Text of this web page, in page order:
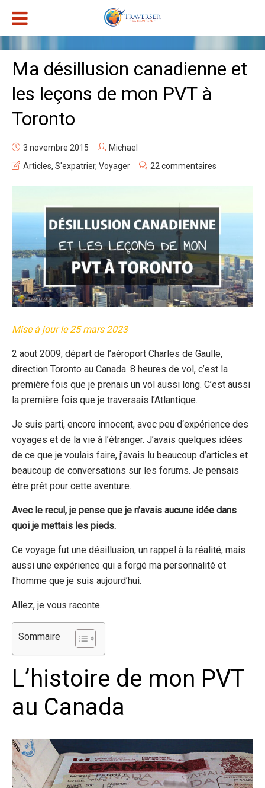
Ma désillusion canadienne et
les leçons de mon PVT à
Toronto
3 novembre 2015
Michael
Articles, S'expatrier, Voyager 22 commentaires
Mise à jour le 25 mars 2023
2 aout 2009, départ de l’aéroport Charles de Gaulle,
direction Toronto au Canada. 8 heures de vol, c’est la
première fois que je prenais un vol aussi long. C’est aussi
la première fois que je traversais l’Atlantique.
Je suis parti, encore innocent, avec peu d‘expérience des
voyages et de la vie à l’étranger. J’avais quelques idées
de ce que je voulais faire, j’avais lu beaucoup d’articles et
beaucoup de conversations sur les forums. Je pensais
être prêt pour cette aventure.
Avec le recul, je pense que je n’avais aucune idée dans
quoi je mettais les pieds.
Ce voyage fut une désillusion, un rappel à la réalité, mais
aussi une expérience qui a forgé ma personnalité et
l’homme que je suis aujourd’hui.
Allez, je vous raconte.
Sommaire
L’histoire de mon PVT
au Canada